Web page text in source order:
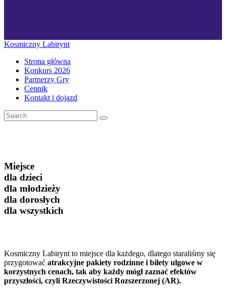
Kosmiczny Labirynt
Strona główna
Konkurs 2026
Partnerzy Gry
Cennik
Kontakt i dojazd
Miejsce
dla dzieci
dla młodzieży
dla dorosłych
dla wszystkich
Kosmiczny Labirynt to miejsce dla każdego, dlatego staraliśmy się
przygotować atrakcyjne pakiety rodzinne i bilety ulgowe w
korzystnych cenach, tak aby każdy mógł zaznać efektów
przyszłości, czyli Rzeczywistości Rozszerzonej (AR).